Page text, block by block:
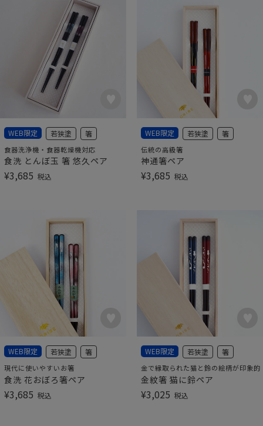
WEB限定 若狭塗 箸
食器洗浄機・食器乾燥機対応
食洗 とんぼ玉 箸 悠久ペア
¥3,685 税込
WEB限定 若狭塗 箸
伝統の高級箸
神通箸ペア
¥3,685 税込
WEB限定 若狭塗 箸
現代に使いやすいお箸
食洗 花おぼろ箸ペア
¥3,685 税込
WEB限定 若狭塗 箸
金で縁取られた猫と鈴の絵柄が印象的
金紋箸 猫に鈴ペア
¥3,025 税込